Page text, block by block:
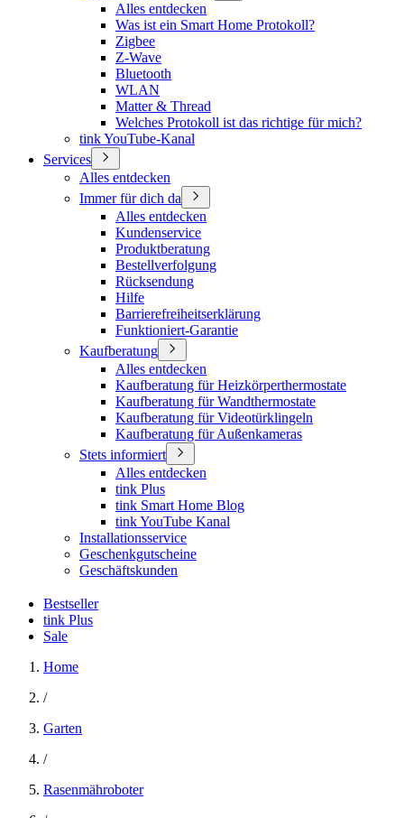
Alles entdecken
Was ist ein Smart Home Protokoll?
Zigbee
Z-Wave
Bluetooth
WLAN
Matter & Thread
Welches Protokoll ist das richtige für mich?
tink YouTube-Kanal
Services
Alles entdecken
Immer für dich da
Alles entdecken
Kundenservice
Produktberatung
Bestellverfolgung
Rücksendung
Hilfe
Barrierefreiheitserklärung
Funktioniert-Garantie
Kaufberatung
Alles entdecken
Kaufberatung für Heizkörperthermostate
Kaufberatung für Wandthermostate
Kaufberatung für Videotürklingeln
Kaufberatung für Außenkameras
Stets informiert
Alles entdecken
tink Plus
tink Smart Home Blog
tink YouTube Kanal
Installationsservice
Geschenkgutscheine
Geschäftskunden
Bestseller
tink Plus
Sale
Home
/
Garten
/
Rasenmähroboter